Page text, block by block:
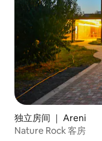
独立房间 ｜ Areni
Nature Rock 客房